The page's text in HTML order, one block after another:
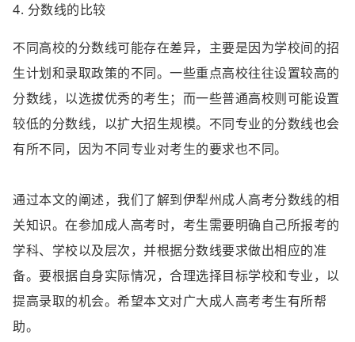
4. 分数线的比较
不同高校的分数线可能存在差异，主要是因为学校间的招
生计划和录取政策的不同。一些重点高校往往设置较高的
分数线，以选拔优秀的考生；而一些普通高校则可能设置
较低的分数线，以扩大招生规模。不同专业的分数线也会
有所不同，因为不同专业对考生的要求也不同。
通过本文的阐述，我们了解到伊犁州成人高考分数线的相
关知识。在参加成人高考时，考生需要明确自己所报考的
学科、学校以及层次，并根据分数线要求做出相应的准
备。要根据自身实际情况，合理选择目标学校和专业，以
提高录取的机会。希望本文对广大成人高考考生有所帮
助。